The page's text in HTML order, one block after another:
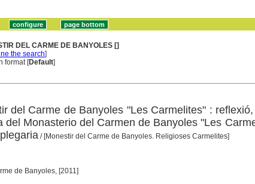
DEL CARME DE BANYOLES []
the search]
format [Default]
del Carme de Banyoles "Les Carmelites" :
del Monasterio del Carmen de Banyoles "Les
/ [Monestir del Carme de Banyoles. Religioses Carmelites]
de Banyoles, [2011]